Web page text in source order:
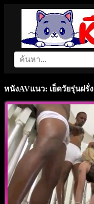
หนังAVแนว: เย็ดวัยรุ่นฝรั่ง